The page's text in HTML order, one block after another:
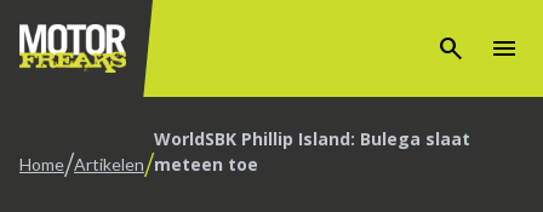
search menu
Home/Artikelen/WorldSBK Phillip Island: Bulega slaat
meteen toe